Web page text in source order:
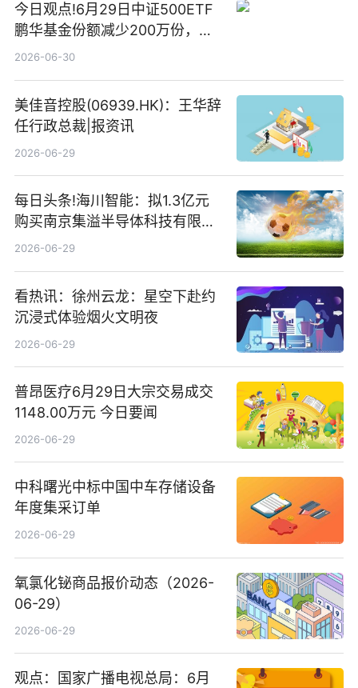
今日观点!6月29日中证500ETF
鹏华基金份额减少200万份，重
仓股亨通光电、赤峰黄金、佰维
2026-06-30
美佳音控股(06939.HK)：王华辞
任行政总裁|报资讯
2026-06-29
每日头条!海川智能：拟1.3亿元
购买南京集溢半导体科技有限公
司15.3%股权
2026-06-29
看热讯：徐州云龙：星空下赴约
沉浸式体验烟火文明夜
2026-06-29
普昂医疗6月29日大宗交易成交
1148.00万元 今日要闻
2026-06-29
中科曙光中标中国中车存储设备
年度集采订单
2026-06-29
氧氯化铋商品报价动态（2026-
06-29）
2026-06-29
观点：国家广播电视总局：6月